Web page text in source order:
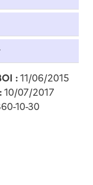
:11/06/2015
10/07/2017
10-30
pdf